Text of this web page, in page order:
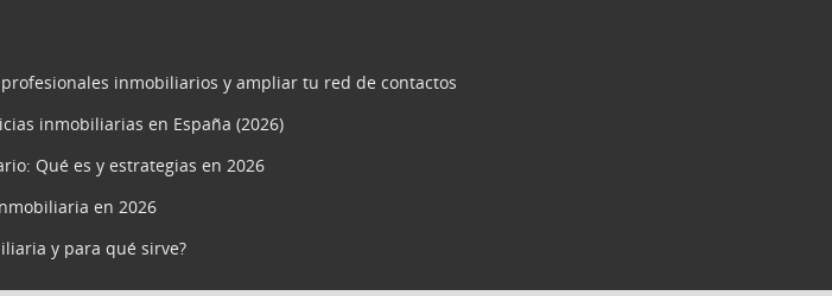
inmobiliarios y ampliar tu red de contactos
inmobiliarias en España (2026)
Qué es y estrategias en 2026
en 2026
y para qué sirve?